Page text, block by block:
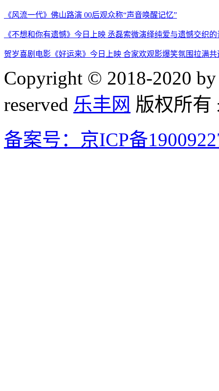
《风流一代》佛山路演 00后观众称“声音唤醒记忆”
《不想和你有遗憾》今日上映 丞磊索微演绎纯爱与遗憾交织
贺岁喜剧电影《好运来》今日上映 合家欢观影爆笑氛围拉满
Copyright © 2018-2020
reserved 乐丰网 版权所有
备案号：京ICP备